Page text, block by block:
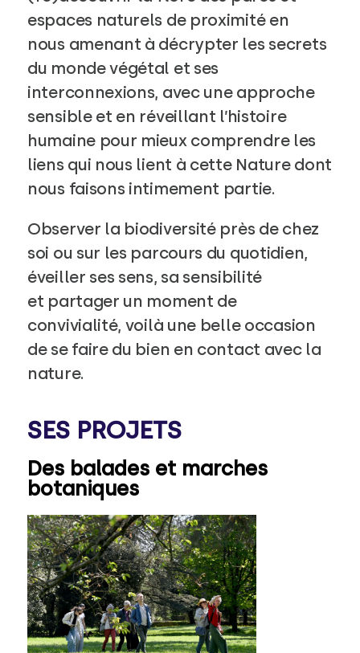
espaces naturels de proximité en
nous amenant à décrypter les secrets
du monde végétal et ses
interconnexions, avec une approche
sensible et en réveillant l’histoire
humaine pour mieux comprendre les
liens qui nous lient à cette Nature dont
nous faisons intimement partie.
Observer la biodiversité près de chez
soi ou sur les parcours du quotidien,
éveiller ses sens, sa sensibilité
et partager un moment de
convivialité, voilà une belle occasion
de se faire du bien en contact avec la
nature.
SES PROJETS
Des balades et marches
botaniques